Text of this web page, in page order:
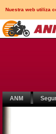
Nuestra web utiliza
ANM